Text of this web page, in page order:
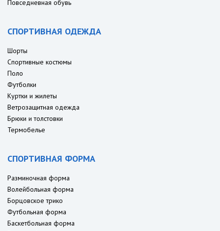
Повседневная обувь
СПОРТИВНАЯ ОДЕЖДА
Шорты
Спортивные костюмы
Поло
Футболки
Куртки и жилеты
Ветрозащитная одежда
Брюки и толстовки
Термобелье
СПОРТИВНАЯ ФОРМА
Разминочная форма
Волейбольная форма
Борцовское трико
Футбольная форма
Баскетбольная форма